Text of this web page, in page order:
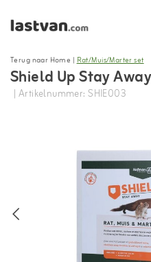
Terug naar Home |Rat/Muis/Marter set
Shield Up Stay
| Artikelnummer: SHIE003